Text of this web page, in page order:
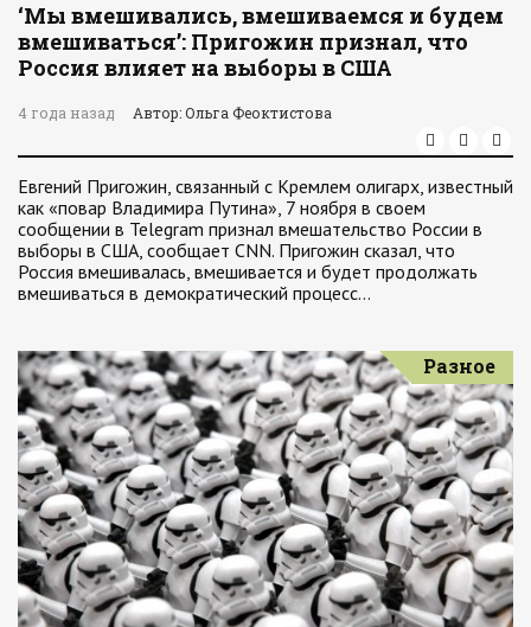
‘Мы вмешивались, вмешиваемся и будем
вмешиваться’: Пригожин признал, что
Россия влияет на выборы в США
4 года назад Автор: Ольга Феоктистова
Евгений Пригожин, связанный с Кремлем олигарх, известный
как «повар Владимира Путина», 7 ноября в своем
сообщении в Telegram признал вмешательство России в
выборы в США, сообщает CNN. Пригожин сказал, что
Россия вмешивалась, вмешивается и будет продолжать
вмешиваться в демократический процесс…
Разное